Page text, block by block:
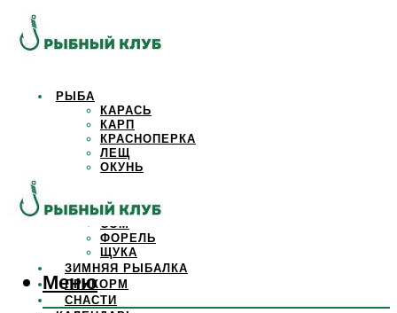
РЫБА
КАРАСЬ
КАРП
КРАСНОПЕРКА
ЛЕЩ
ОКУНЬ
САЗАН
СОМ
ФОРЕЛЬ
ЩУКА
ЗИМНЯЯ РЫБАЛКА
ПРИКОРМ
СНАСТИ
Меню